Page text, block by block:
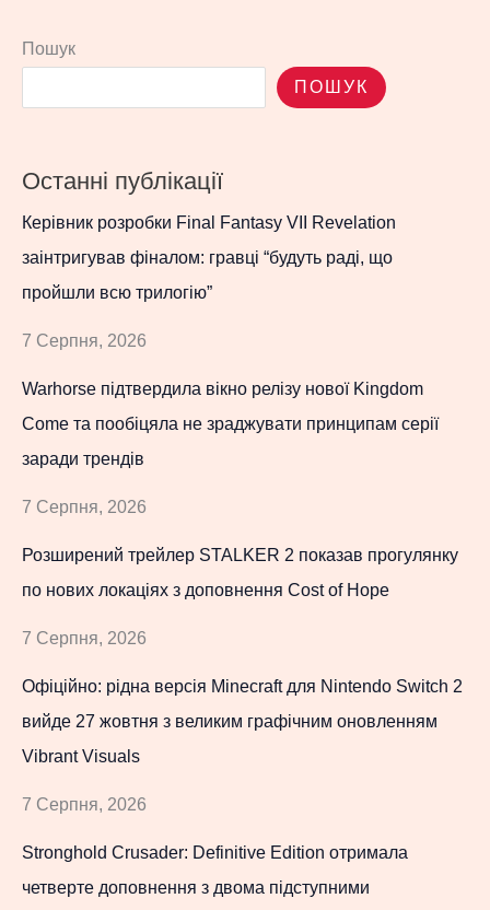
Пошук
ПОШУК
Останні публікації
Керівник розробки Final Fantasy VII Revelation
заінтригував фіналом: гравці “будуть раді, що
пройшли всю трилогію”
7 Серпня, 2026
Warhorse підтвердила вікно релізу нової Kingdom
Come та пообіцяла не зраджувати принципам серії
заради трендів
7 Серпня, 2026
Розширений трейлер STALKER 2 показав прогулянку
по нових локаціях з доповнення Cost of Hope
7 Серпня, 2026
Офіційно: рідна версія Minecraft для Nintendo Switch 2
вийде 27 жовтня з великим графічним оновленням
Vibrant Visuals
7 Серпня, 2026
Stronghold Crusader: Definitive Edition отримала
четверте доповнення з двома підступними